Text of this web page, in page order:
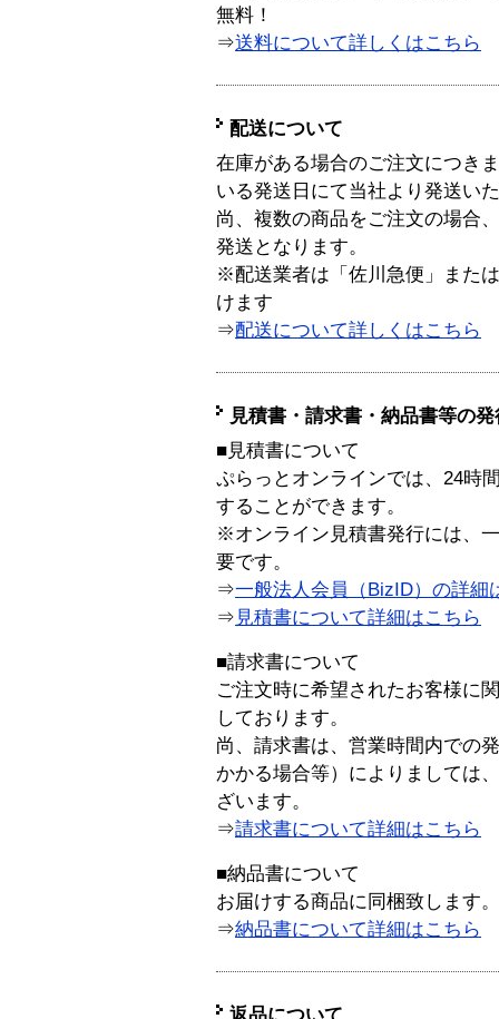
無料！
⇒送料について詳しくはこちら
配送について
在庫がある場合のご注文につき
いる発送日にて当社より発送い
尚、複数の商品をご注文の場合
発送となります。
※配送業者は「佐川急便」また
けます
⇒配送について詳しくはこちら
見積書・請求書・納品書等の
■見積書について
ぷらっとオンラインでは、24時
することができます。
※オンライン見積書発行には、
要です。
⇒一般法人会員（BizID）の詳細
⇒ 見積書について詳細はこちら
■請求書について
ご注文時に希望されたお客様に
しております。
尚、請求書は、営業時間内での
かかる場合等）によりましては
ざいます。
⇒請求書について詳細はこちら
■納品書について
お届けする商品に同梱致します。
⇒納品書について詳細はこちら